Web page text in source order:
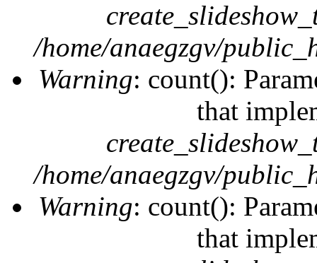
/home/anaegzgv/
Warning: count():
that
/home/anaegzgv/
Warning: count():
that